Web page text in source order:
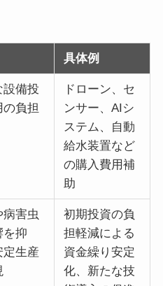
具体例
設備投
の負担
ドローン、セ
ンサー、AIシ
ステム、自動
給水装置など
の購入費用補
助
病害虫
を抑
定生産
初期投資の負
担軽減による
資金繰り安定
化、新たな技